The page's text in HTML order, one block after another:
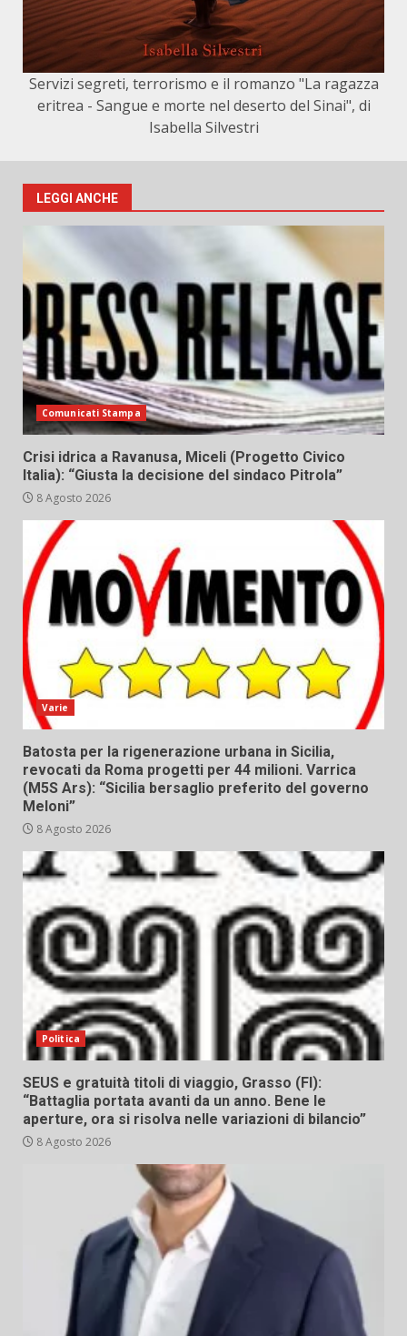
Servizi segreti, terrorismo e il romanzo "La ragazza
eritrea - Sangue e morte nel deserto del Sinai", di
Isabella Silvestri
LEGGI ANCHE
Comunicati Stampa
Crisi idrica a Ravanusa, Miceli (Progetto Civico
Italia): “Giusta la decisione del sindaco Pitrola”
8 Agosto 2026
Varie
Batosta per la rigenerazione urbana in Sicilia,
revocati da Roma progetti per 44 milioni. Varrica
(M5S Ars): “Sicilia bersaglio preferito del governo
Meloni”
8 Agosto 2026
Politica
SEUS e gratuità titoli di viaggio, Grasso (FI):
“Battaglia portata avanti da un anno. Bene le
aperture, ora si risolva nelle variazioni di bilancio”
8 Agosto 2026